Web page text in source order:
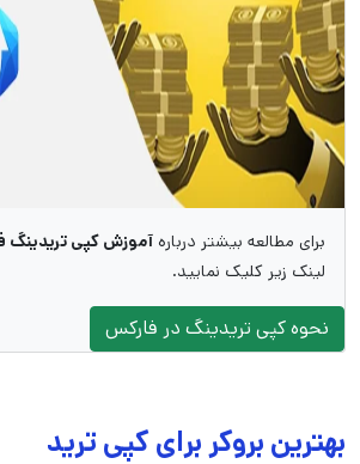
برای مطالعه بیشتر درباره آموزش کپی تریدینگ
لینک زیر کلیک نمایید.
نحوه کپی تریدینگ در فارکس
بهترین بروکر برای کپی ترید